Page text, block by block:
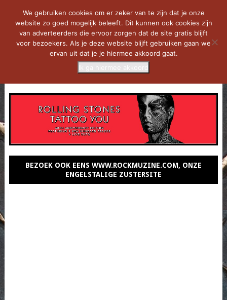
BEZOEK OOK EENS WWW.ROCKMUZINE.COM, ONZE
ENGELSTALIGE ZUSTERSITE
We gebruiken cookies om er zeker van te zijn dat je onze
website zo goed mogelijk beleeft. Dit kunnen ook cookies zijn
van adverteerders die ervoor zorgen dat de site gratis blijft
voor bezoekers. Als je deze website blijft gebruiken gaan we
ervan uit dat je je hiermee akkoord gaat.
Ik ga hiermee akkoord